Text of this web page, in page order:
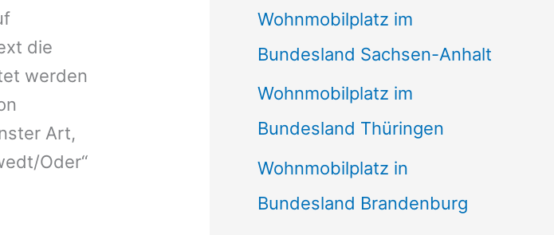
die
werden
Art,
Oder“
Wohnmobilplatz im
Bundesland Sachsen-Anhalt
Wohnmobilplatz im
Bundesland Thüringen
Wohnmobilplatz in
Bundesland Brandenburg